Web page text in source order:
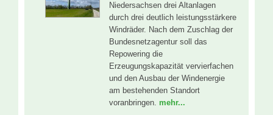
Niedersachsen drei Altanlagen
durch drei deutlich leistungsstärkere
Windräder. Nach dem Zuschlag der
Bundesnetzagentur soll das
Repowering die
Erzeugungskapazität vervierfachen
und den Ausbau der Windenergie
am bestehenden Standort
voranbringen. mehr...